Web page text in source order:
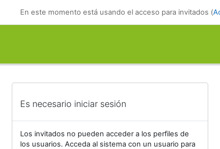
En este momento está usando el acceso para invitados (
Es necesario iniciar sesión
Los invitados no pueden acceder a los perfiles de
los usuarios. Acceda al sistema con un usuario para